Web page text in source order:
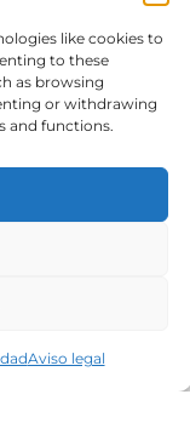
like cookies to
to these
as browsing
or withdrawing
and functions.
Aviso legal
Cantabria
y de 15:00 a